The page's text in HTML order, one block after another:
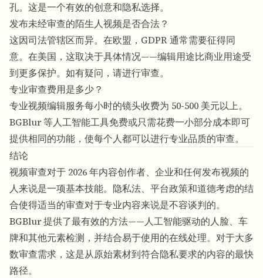
孔。这是一个有效的创意和隐私选择。
发布未经审查的陌生人视频是否合法？
这因司法管辖区而异。在欧盟，GDPR 通常需要征得同
意。在美国，这取决于具体情况——编辑用途比商业用途受
到更多保护。如有疑问，请进行审查。
专业审查费用是多少？
专业视频编辑服务每小时的镜头收费为 50-500 美元以上。
BGBlur 等人工智能工具免费或只需花费一小部分成本即可
提供相同的功能，使每个人都可以进行专业品质的审查。
结论
视频审查对于 2026 年内容创作者、企业和任何发布视频的
人来说是一项基本技能。隐私法、平台政策和道德考虑的结
合使得适当的审查对于专业内容来说是不容谈判的。
BGBlur 提供了最有效的方法——人工智能驱动的人脸、车
牌和其他元素检测，并结合易于使用的在线处理。对于大多
数审查需求，这是从原始素材到符合隐私要求的内容的最快
路径。